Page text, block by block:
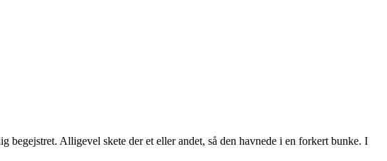
Alligevel skete der et eller andet, så den havnede i en forkert bunke. I